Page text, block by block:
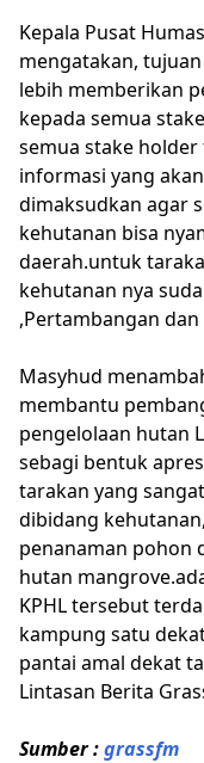
Kepala Pusat
mengatakan,
lebih memberikan
kepada semua
semua stake
informasi yang
dimaksudkan agar
kehutanan bisa
daerah.untuk
kehutanan nya
,Pertambangan
Masyhud
membantu
pengelolaan hutan
sebagi bentuk
tarakan yang
dibidang
penanaman pohon
hutan
KPHL tersebut
kampung satu
pantai amal dekat
Lintasan Berita
Sumber :grassfm